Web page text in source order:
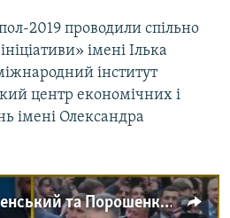
2019 проводили спільно
імені Ілька
інститут
центр економічних і
імені Олександра
Як голосували Зеленський та Порошенко - відео